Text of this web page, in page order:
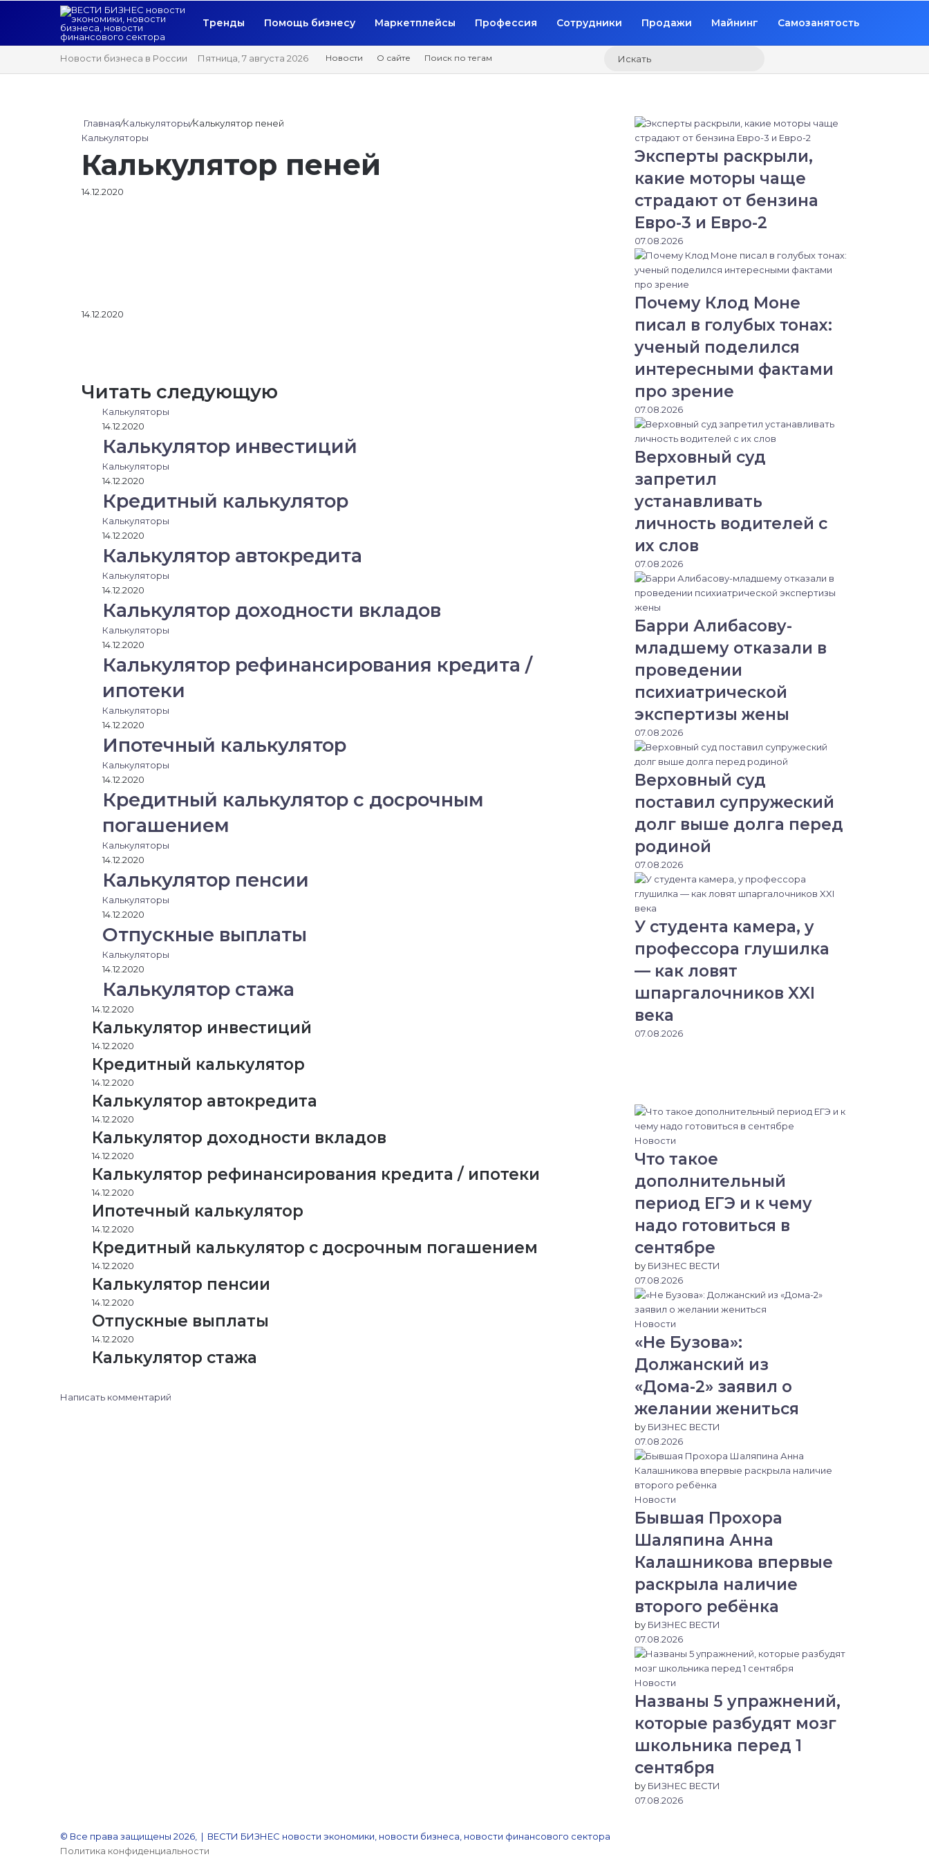
Тренды Помощь бизнесу Маркетплейсы Профессия Сотрудники Продажи Майнинг Самозанятость
Новости бизнеса в России Пятница, 7 августа 2026 Новости О сайте Поиск по тегам
Главная/Калькуляторы/Калькулятор пеней
Калькуляторы
Калькулятор пеней
14.12.2020
14.12.2020
Читать следующую
Калькуляторы
14.12.2020
Калькулятор инвестиций
Калькуляторы
14.12.2020
Кредитный калькулятор
Калькуляторы
14.12.2020
Калькулятор автокредита
Калькуляторы
14.12.2020
Калькулятор доходности вкладов
Калькуляторы
14.12.2020
Калькулятор рефинансирования кредита /
ипотеки
Калькуляторы
14.12.2020
Ипотечный калькулятор
Калькуляторы
14.12.2020
Кредитный калькулятор с досрочным
погашением
Калькуляторы
14.12.2020
Калькулятор пенсии
Калькуляторы
14.12.2020
Отпускные выплаты
Калькуляторы
14.12.2020
Калькулятор стажа
14.12.2020
Калькулятор инвестиций
14.12.2020
Кредитный калькулятор
14.12.2020
Калькулятор автокредита
14.12.2020
Калькулятор доходности вкладов
14.12.2020
Калькулятор рефинансирования кредита / ипотеки
14.12.2020
Ипотечный калькулятор
14.12.2020
Кредитный калькулятор с досрочным погашением
14.12.2020
Калькулятор пенсии
14.12.2020
Отпускные выплаты
14.12.2020
Калькулятор стажа
Написать комментарий
Эксперты раскрыли,
какие моторы чаще
страдают от бензина
Евро-3 и Евро-2
07.08.2026
Почему Клод Моне
писал в голубых тонах:
ученый поделился
интересными фактами
про зрение
07.08.2026
Верховный суд
запретил
устанавливать
личность водителей с
их слов
07.08.2026
Барри Алибасову-
младшему отказали в
проведении
психиатрической
экспертизы жены
07.08.2026
Верховный суд
поставил супружеский
долг выше долга перед
родиной
07.08.2026
У студента камера, у
профессора глушилка
— как ловят
шпаргалочников XXI
века
07.08.2026
Новости
Что такое
дополнительный
период ЕГЭ и к чему
надо готовиться в
сентябре
by БИЗНЕС ВЕСТИ
07.08.2026
Новости
«Не Бузова»:
Должанский из
«Дома-2» заявил о
желании жениться
by БИЗНЕС ВЕСТИ
07.08.2026
Новости
Бывшая Прохора
Шаляпина Анна
Калашникова впервые
раскрыла наличие
второго ребёнка
by БИЗНЕС ВЕСТИ
07.08.2026
Новости
Названы 5 упражнений,
которые разбудят мозг
школьника перед 1
сентября
by БИЗНЕС ВЕСТИ
07.08.2026
© Все права защищены 2026, | ВЕСТИ БИЗНЕС новости экономики, новости бизнеса, новости финансового сектора
Политика конфиденциальности